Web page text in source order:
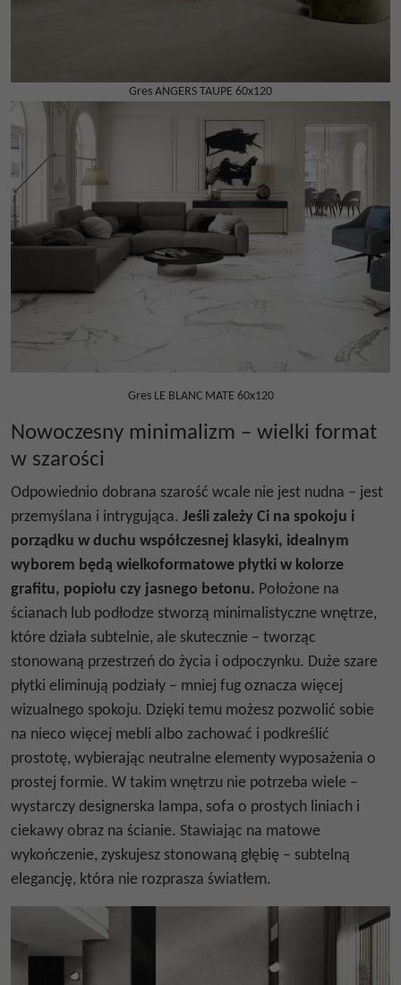
Gres ANGERS TAUPE 60x120
Gres LE BLANC MATE 60x120
Nowoczesny minimalizm – wielki format
w szarości
Odpowiednio dobrana szarość wcale nie jest nudna – jest
przemyślana i intrygująca. Jeśli zależy Ci na spokoju i
porządku w duchu współczesnej klasyki, idealnym
wyborem będą wielkoformatowe płytki w kolorze
grafitu, popiołu czy jasnego betonu. Położone na
ścianach lub podłodze stworzą minimalistyczne wnętrze,
które działa subtelnie, ale skutecznie – tworząc
stonowaną przestrzeń do życia i odpoczynku. Duże szare
płytki eliminują podziały – mniej fug oznacza więcej
wizualnego spokoju. Dzięki temu możesz pozwolić sobie
na nieco więcej mebli albo zachować i podkreślić
prostotę, wybierając neutralne elementy wyposażenia o
prostej formie. W takim wnętrzu nie potrzeba wiele –
wystarczy designerska lampa, sofa o prostych liniach i
ciekawy obraz na ścianie. Stawiając na matowe
wykończenie, zyskujesz stonowaną głębię – subtelną
elegancję, która nie rozprasza światłem.